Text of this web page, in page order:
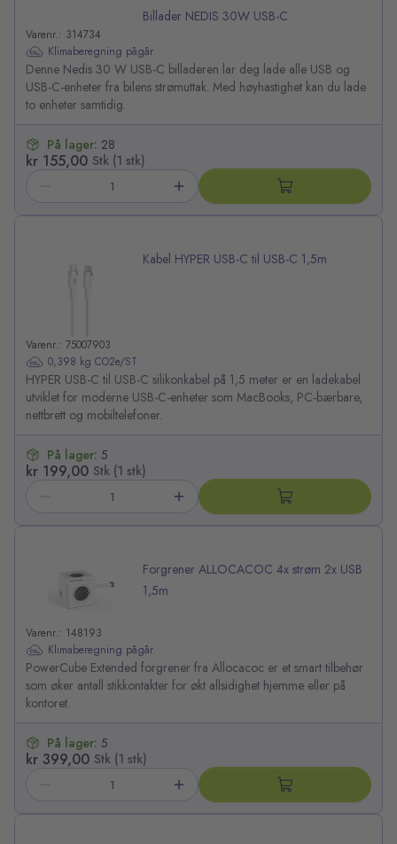
Billader NEDIS 30W USB-C
Varenr.: 314734
Klimaberegning pågår
Denne Nedis 30 W USB-C billaderen lar deg lade alle USB og
USB-C-enheter fra bilens strømuttak. Med høyhastighet kan du lade
to enheter samtidig.
kr 155,00 Stk (1 stk)
På lager: 28
Kabel HYPER USB-C til USB-C 1,5m
Varenr.: 75007903
0,398 kg CO2e/ST
HYPER USB-C til USB-C silikon­kabel på 1,5 meter er en ladekabel
utviklet for moderne USB-C-enheter som MacBooks, PC-bærbare,
nettbrett og mobiltelefoner.
kr 199,00 Stk (1 stk)
På lager: 5
Forgrener ALLOCACOC 4x strøm 2x USB
1,5m
Varenr.: 148193
Klimaberegning pågår
PowerCube Extended forgrener fra Allocacoc er et smart tilbehør
som øker antall stikkontakter for økt allsidighet hjemme eller på
kontoret.
kr 399,00 Stk (1 stk)
På lager: 5